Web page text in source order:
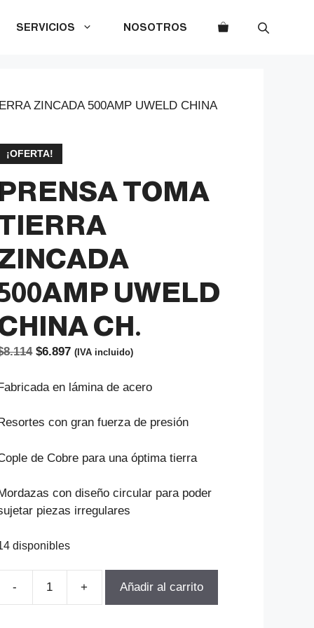
SERVICIOS NOSOTROS
ZINCADA 500AMP UWELD CHINA
¡OFERTA!
PRENSA TOMA
UWELD
CH.
8.114 El
original
$8.114.
$6.897El
actual
$6.897.
(IVA incluido)
en lámina de acero
con gran fuerza de presión
de Cobre para una óptima tierra
con diseño circular para poder
piezas irregulares
disponibles
Añadir al carrito